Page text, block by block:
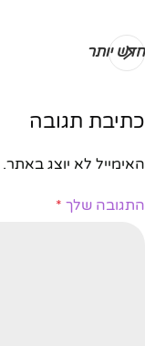
חדש יותר
כתיבת תגובה
האימייל לא יוצג באתר.
התגובה שלך *